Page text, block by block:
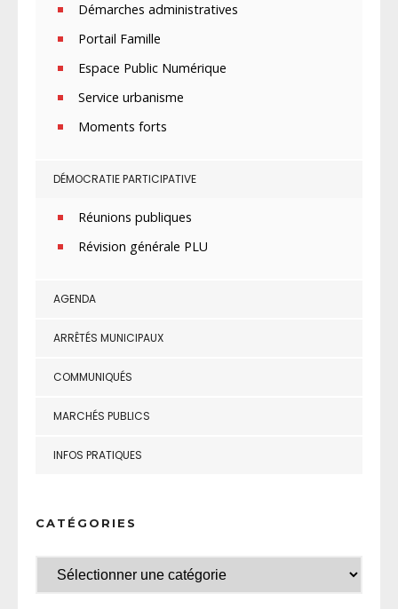
Démarches administratives
Portail Famille
Espace Public Numérique
Service urbanisme
Moments forts
DÉMOCRATIE PARTICIPATIVE
Réunions publiques
Révision générale PLU
AGENDA
ARRÊTÉS MUNICIPAUX
COMMUNIQUÉS
MARCHÉS PUBLICS
INFOS PRATIQUES
CATÉGORIES